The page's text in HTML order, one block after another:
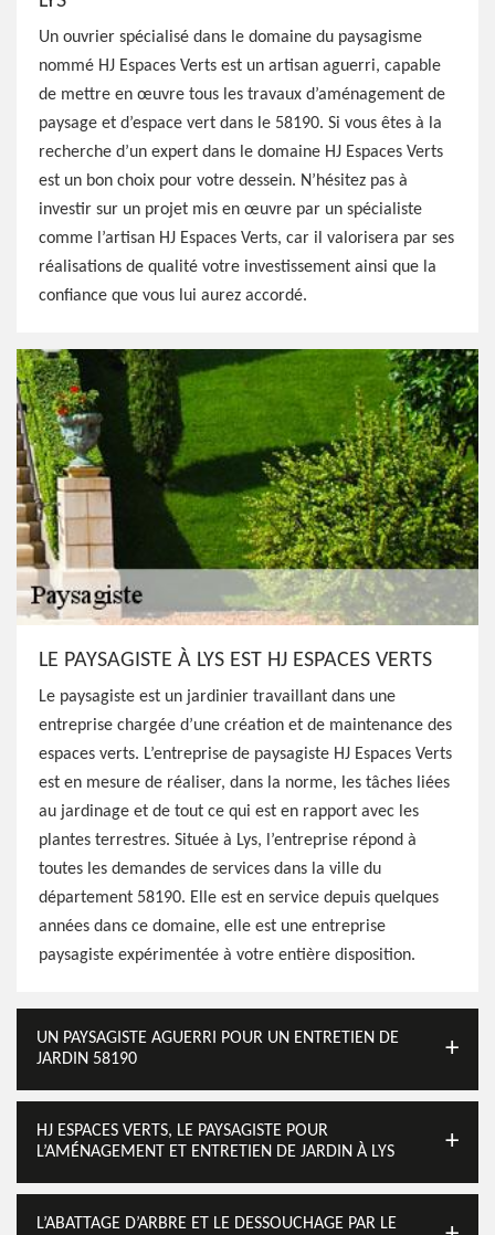
Un ouvrier spécialisé dans le domaine du paysagisme
nommé HJ Espaces Verts est un artisan aguerri, capable
de mettre en œuvre tous les travaux d’aménagement de
paysage et d’espace vert dans le 58190. Si vous êtes à la
recherche d’un expert dans le domaine HJ Espaces Verts
est un bon choix pour votre dessein. N’hésitez pas à
investir sur un projet mis en œuvre par un spécialiste
comme l’artisan HJ Espaces Verts, car il valorisera par ses
réalisations de qualité votre investissement ainsi que la
confiance que vous lui aurez accordé.
LE PAYSAGISTE À LYS EST HJ ESPACES VERTS
Le paysagiste est un jardinier travaillant dans une
entreprise chargée d’une création et de maintenance des
espaces verts. L’entreprise de paysagiste HJ Espaces Verts
est en mesure de réaliser, dans la norme, les tâches liées
au jardinage et de tout ce qui est en rapport avec les
plantes terrestres. Située à Lys, l’entreprise répond à
toutes les demandes de services dans la ville du
département 58190. Elle est en service depuis quelques
années dans ce domaine, elle est une entreprise
paysagiste expérimentée à votre entière disposition.
UN PAYSAGISTE AGUERRI POUR UN ENTRETIEN DE
JARDIN 58190
HJ ESPACES VERTS, LE PAYSAGISTE POUR
L’AMÉNAGEMENT ET ENTRETIEN DE JARDIN À LYS
L’ABATTAGE D’ARBRE ET LE DESSOUCHAGE PAR LE